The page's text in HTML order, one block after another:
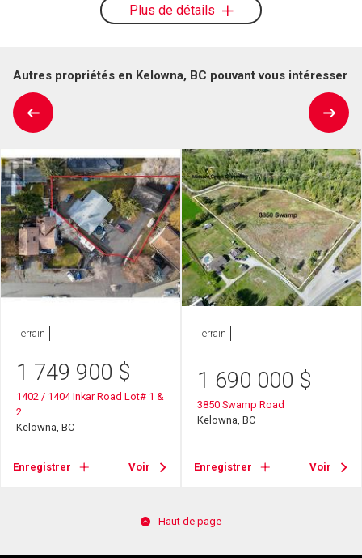
Plus de détails
Autres propriétés en Kelowna, BC pouvant vous intéresser
Terrain
1 749 900 $
1402 / 1404 Inkar Road Lot# 1 &
2
Kelowna, BC
Enregistrer Voir
Terrain
1 690 000 $
3850 Swamp Road
Kelowna, BC
Enregistrer Voir
Haut de page